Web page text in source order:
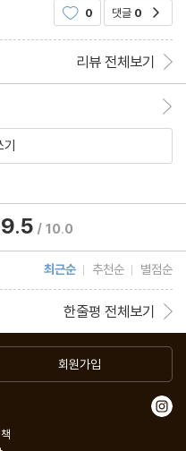
0 댓글 0
리뷰 전체보기
기
9.5 / 10.0
최근순 추천순 별점순
한줄평 전체보기
회원가입